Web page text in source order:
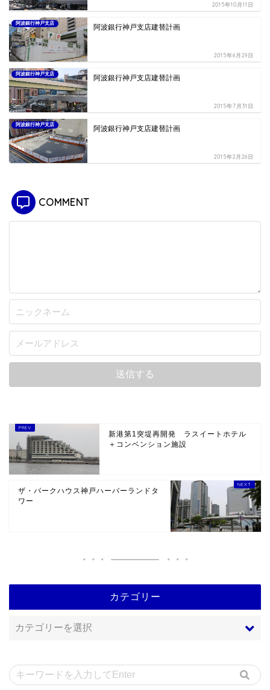
2015年10月11日
阿波銀行神戸支店 阿波銀行神戸支店建替計画
2015年6月29日
阿波銀行神戸支店 阿波銀行神戸支店建替計画
2015年7月31日
阿波銀行神戸支店 阿波銀行神戸支店建替計画
2015年2月26日
COMMENT
新港第1突堤再開発 ラスイートホテル
＋コンベンション施設
ザ・パークハウス神戸ハーバーランドタ
ワー
カテゴリー